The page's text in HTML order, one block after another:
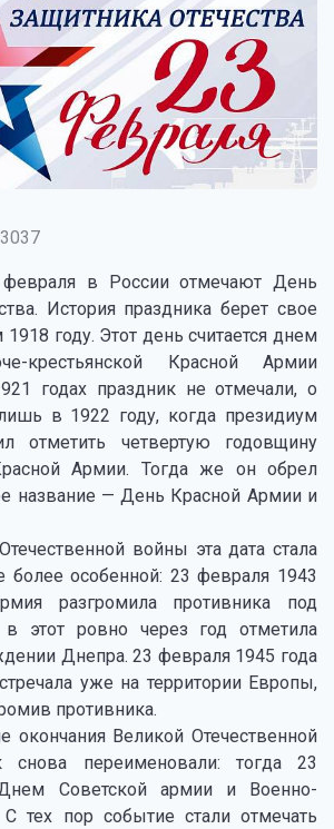
в России отмечают День
История праздника берет свое
году. Этот день считается днем
крестьянской Красной Армии
годах праздник не отмечали, о
в 1922 году, когда президиум
отметить четвертую годовщину
Армии. Тогда же он обрел
название — День Красной Армии и
войны эта дата стала
особенной: 23 февраля 1943
разгромила противника под
в этот ровно через год отметила
Днепра. 23 февраля 1945 года
уже на территории Европы,
противника.
окончания Великой Отечественной
снова переименовали: тогда 23
Советской армии и Военно-
тех пор событие стали отмечать